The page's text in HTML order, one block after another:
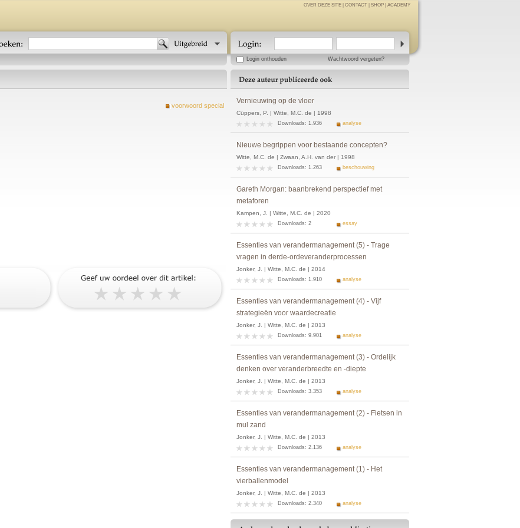
OVER DEZE SITE CONTACT SHOP ACADEMY
Login onthouden Wachtwoord vergeten?
voorwoord special
Vernieuwing op de vloer
Cüppers, P. | Witte, M.C. de | 1998
Downloads: 1.936 analyse
Nieuwe begrippen voor bestaande concepten?
Witte, M.C. de | Zwaan, A.H. van der | 1998
Downloads: 1.263 beschouwing
Gareth Morgan: baanbrekend perspectief met
metaforen
Kampen, J. | Witte, M.C. de | 2020
Downloads: 2 essay
Essenties van verandermanagement (5) - Trage
vragen in derde-ordeveranderprocessen
Jonker, J. | Witte, M.C. de | 2014
Downloads: 1.910 analyse
Essenties van verandermanagement (4) - Vijf
strategieën voor waardecreatie
Jonker, J. | Witte, M.C. de | 2013
Downloads: 9.901 analyse
Essenties van verandermanagement (3) - Ordelijk
denken over veranderbreedte en -diepte
Jonker, J. | Witte, M.C. de | 2013
Downloads: 3.353 analyse
Essenties van verandermanagement (2) - Fietsen in
mul zand
Jonker, J. | Witte, M.C. de | 2013
Downloads: 2.136 analyse
Essenties van verandermanagement (1) - Het
vierballenmodel
Jonker, J. | Witte, M.C. de | 2013
Downloads: 2.340 analyse